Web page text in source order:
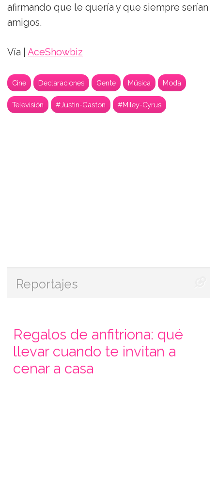
afirmando que le quería y que siempre serían
amigos.
Vía | AceShowbiz
Cine Declaraciones Gente Música Moda
Televisión #Justin-Gaston #Miley-Cyrus
Reportajes
Regalos de anfitriona: qué
llevar cuando te invitan a
cenar a casa